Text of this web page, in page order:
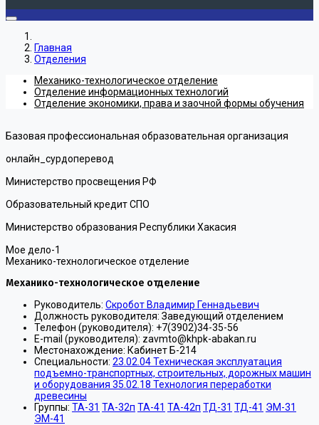
Главная
Отделения
Механико-технологическое отделение
Отделение информационных технологий
Отделение экономики, права и заочной формы обучения
Базовая профессиональная образовательная организация
онлайн_сурдоперевод
Министерство просвещения РФ
Образовательный кредит СПО
Министерство образования Республики Хакасия
Мое дело-1
Механико-технологическое отделение
Механико-технологическое отделение
Руководитель: Скробот Владимир Геннадьевич
Должность руководителя: Заведующий отделением
Телефон (руководителя): +7(3902)34-35-56
E-mail (руководителя): zavmto@khpk-abakan.ru
Местонахождение: Кабинет Б-214
Специальности: 23.02.04 Техническая эксплуатация
подъемно-транспортных, строительных, дорожных машин
и оборудования 35.02.18 Технология переработки
древесины
Группы: ТА-31 ТА-32п ТА-41 ТА-42п ТД-31 ТД-41 ЭМ-31
ЭМ-41